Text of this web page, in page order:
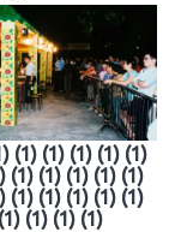
(1) (1) (1) (1) (1)
(1) (1) (1) (1) (1)
(1) (1) (1) (1) (1)
(1) (1) (1)